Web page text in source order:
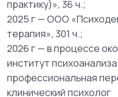
Депрессия
Фобии
Работа с эмоциями
Страхи
Недовольство своим телом
и внешностью
Трудный прошлый опыт
Одиночество и отсутствие
отношений